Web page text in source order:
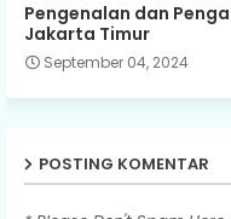
Pengenalan dan
Jakarta Timur
September 04, 2024
POSTING KOMENTAR